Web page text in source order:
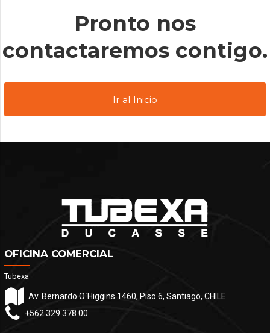
Pronto nos
contactaremos contigo.
Ir al Inicio
OFICINA COMERCIAL
Tubexa
Av. Bernardo O´Higgins 1460, Piso 6, Santiago, CHILE.
+562 329 378 00